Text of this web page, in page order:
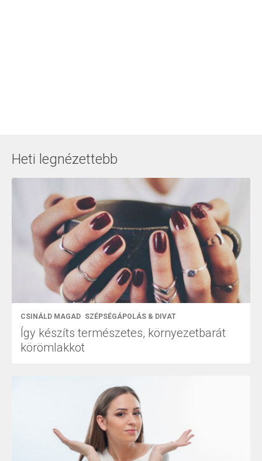
Heti legnézettebb
CSINÁLD MAGAD SZÉPSÉGÁPOLÁS & DIVAT
Így készíts természetes, környezetbarát
körömlakkot